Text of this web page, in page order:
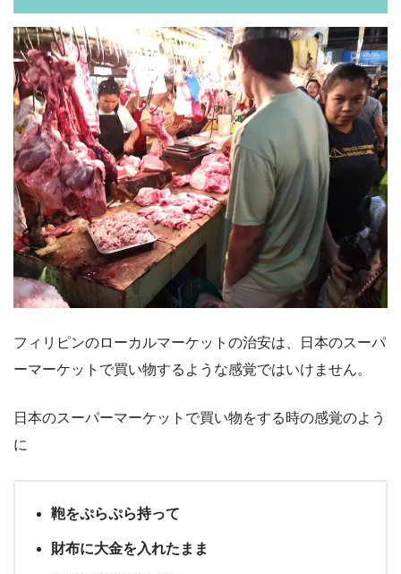
フィリピンのローカルマーケットの治安は、日本のスーパ
ーマーケットで買い物するような感覚ではいけません。
日本のスーパーマーケットで買い物をする時の感覚のよう
に
鞄をぷらぷら持って
財布に大金を入れたまま